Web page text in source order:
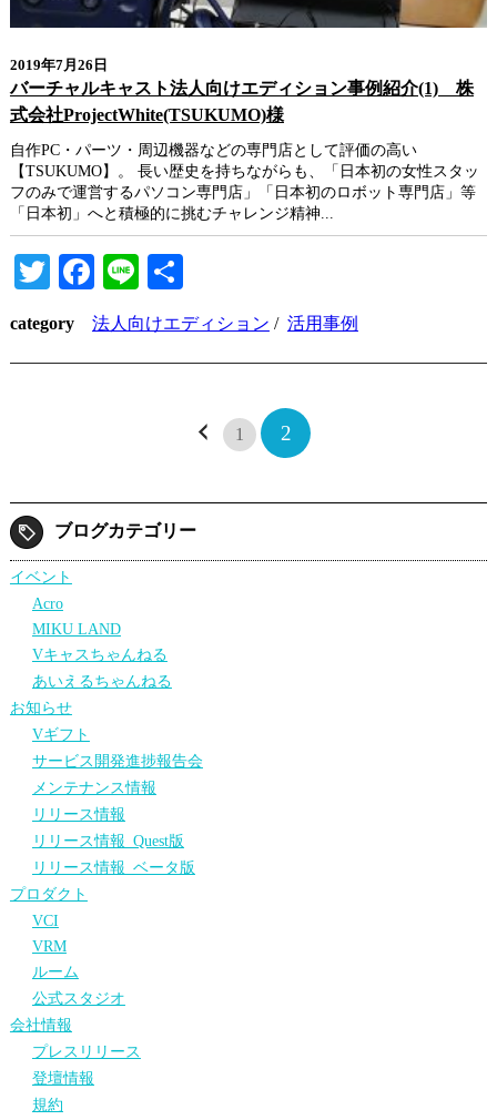
2019年7月26日
バーチャルキャスト法人向けエディション事例紹介(1) 株
式会社ProjectWhite(TSUKUMO)様
自作PC・パーツ・周辺機器などの専門店として評価の高い
【TSUKUMO】。 長い歴史を持ちながらも、「日本初の女性スタッ
フのみで運営するパソコン専門店」「日本初のロボット専門店」等
「日本初」へと積極的に挑むチャレンジ精神...
TwitterFacebook
Line
有
category 法人向けエディション / 活用事例
1 2
ブログカテゴリー
イベント
Acro
MIKU LAND
Vキャスちゃんねる
あいえるちゃんねる
お知らせ
Vギフト
サービス開発進捗報告会
メンテナンス情報
リリース情報
リリース情報_Quest版
リリース情報_ベータ版
プロダクト
VCI
VRM
ルーム
公式スタジオ
会社情報
プレスリリース
登壇情報
規約